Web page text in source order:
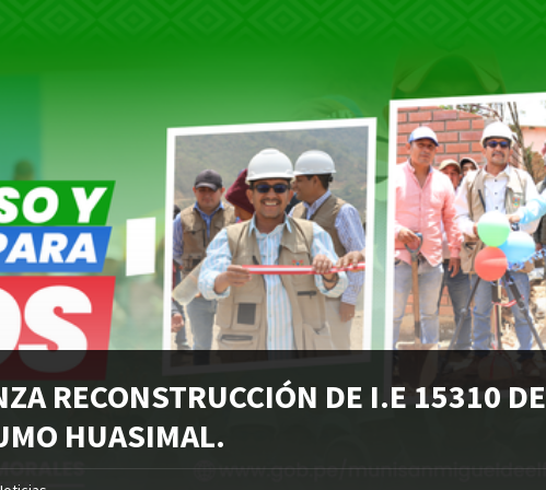
RECONSTRUCCIÓN DE I.E 15310 DE
HUASIMAL.